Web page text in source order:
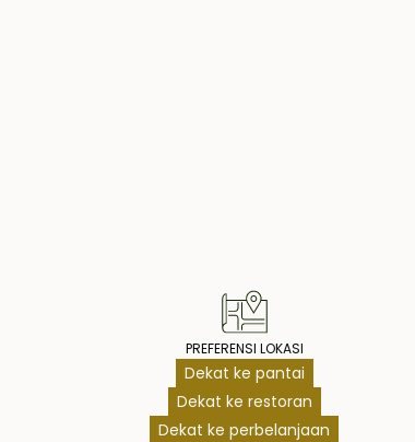
yang
terbuka,
dalam
memberikan
PREFERENSI LOKASI
Dekat ke pantai
Dekat ke restoran
Dekat ke perbelanjaan